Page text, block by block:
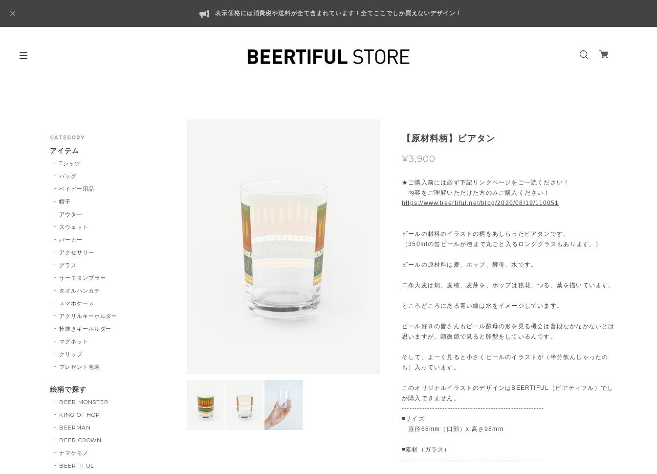
表示価格には消費税や送料が全て含まれています！全てここでしか買えないデザイン！
【原材料柄】ビアタン
¥3,900
★ご購入前には必ず下記リンクページをご一読ください！
内容をご理解いただけた方のみご購入ください！
https://www.beertiful.net/blog/2020/08/19/110051
ビールの材料のイラストの柄をあしらったビアタンです。
（350mlの缶ビールが泡まで丸ごと入るロンググラスもあります。）
ビールの原材料は麦、ホップ、酵母、水です。
二条大麦は畑、麦穂、麦芽を、ホップは毬花、つる、葉を描いています。
ところどころにある青い線は水をイメージしています。
ビール好きの皆さんもビール酵母の形を見る機会は普段なかなかないとは
思いますが、顕微鏡で見ると卵型をしているんです。
そして、よーく見ると小さくビールのイラストが（半分飲んじゃったの
も）入っています。
このオリジナルイラストのデザインはBEERTIFUL（ビアティフル）でし
か購入できません。
--------------------------------------------------------
◾️サイズ
直径68mm（口部）x 高さ98mm
◾️素材（ガラス）
--------------------------------------------------------
CATEGORY
アイテム
Tシャツ
バッグ
ベイビー用品
帽子
アウター
スウェット
パーカー
アクセサリー
グラス
サーモタンブラー
タオルハンカチ
スマホケース
アクリルキーホルダー
栓抜きキーホルダー
マグネット
クリップ
プレゼント包装
絵柄で探す
BEER MONSTER
KING OF HOP
BEERMAN
BEER CROWN
ナマケモノ
BEERTIFUL